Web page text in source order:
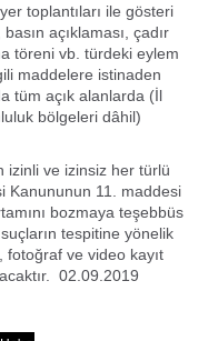
toplantıları ile gösteri
açıklaması, çadır
töreni vb. türdeki eylem
maddelere istinaden
tüm açık alanlarda (İl
bölgeleri dâhil)
izinli ve izinsiz her türlü
Kanununun 11. maddesi
bozmaya teşebbüs
tespitine yönelik
fotoğraf ve video kayıt
02.09.2019